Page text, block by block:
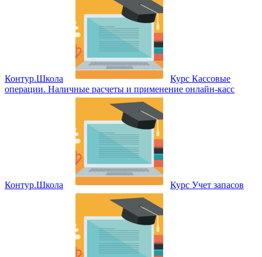
Контур.Школа
Курс Кассовые
операции. Наличные расчеты и применение онлайн‑касс
Контур.Школа Курс Учет запасов